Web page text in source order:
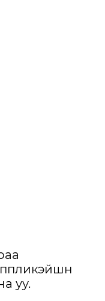
уу.